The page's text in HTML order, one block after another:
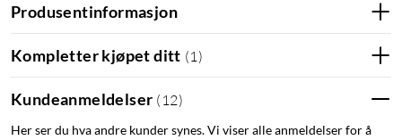
Produsentinformasjon
Kompletter kjøpet ditt (1 )
Kundeanmeldelser ( 12)
Her ser du hva andre kunder synes. Vi viser alle anmeldelser for å